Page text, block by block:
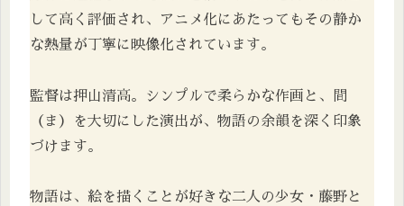
して高く評価され、アニメ化にあたってもその静か
な熱量が丁寧に映像化されています。
監督は押山清高。シンプルで柔らかな作画と、間
（ま）を大切にした演出が、物語の余韻を深く印象
づけます。
物語は、絵を描くことが好きな二人の少女・藤野と